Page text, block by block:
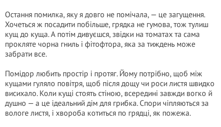
Остання помилка, яку я довго не помічала, — це загущення.
Хочеться ж посадити побільше, грядка не гумова, тож тулиш
кущ до куща. А потім дивуєшся, звідки на томатах та сама
прокляте чорна гниль і фітофтора, яка за тиждень може
забрати все.
Помідор любить простір і протяг. Йому потрібно, щоб між
кущами гуляло повітря, щоб після дощу чи роси листя швидко
висихало. Коли кущі стоять стіною, всередині завжди вогко й
душно — а це ідеальний дім для грибка. Спори чіпляються за
вологе листя, і хвороба котиться по грядці, як пожежа.